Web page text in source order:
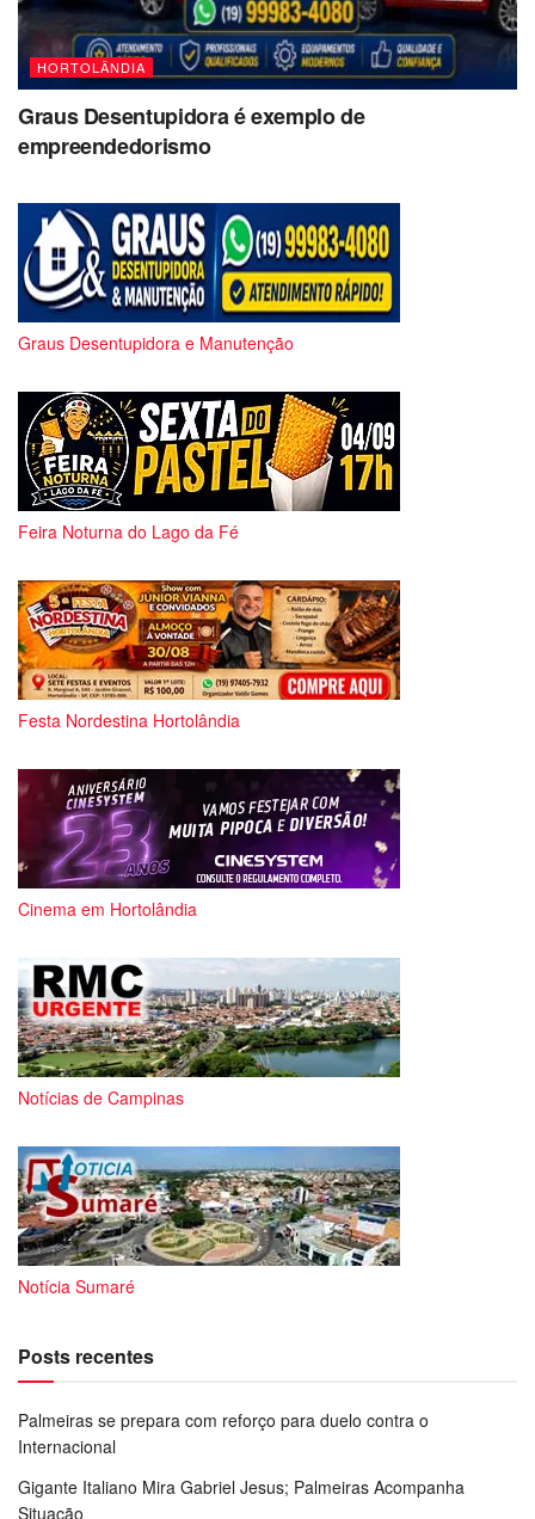
HORTOLÂNDIA
Graus Desentupidora é exemplo de
empreendedorismo
Graus Desentupidora e Manutenção
Feira Noturna do Lago da Fé
Festa Nordestina Hortolândia
Cinema em Hortolândia
Notícias de Campinas
Notícia Sumaré
Posts recentes
Palmeiras se prepara com reforço para duelo contra o
Internacional
Gigante Italiano Mira Gabriel Jesus; Palmeiras Acompanha
Situação